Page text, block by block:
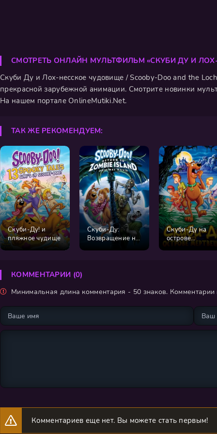
СМОТРЕТЬ ОНЛАЙН МУЛЬТФИЛЬМ «СКУБИ ДУ И
Скуби Ду и Лох-несское чудовище / Scooby-Doo and the
прекрасной зарубежной анимации. Смотрите новинки
На нашем портале OnlineMutiki.Net.
ТАК ЖЕ РЕКОМЕНДУЕМ:
Скуби-Ду! и
пляжное чудище
Скуби-Ду:
Возвращение на
Скуби-Ду на
острове
Мертвецов
КОММЕНТАРИИ (0)
Минимальная длина комментария - 50 знаков. Комментарии
Комментариев еще нет. Вы можете стать первым!